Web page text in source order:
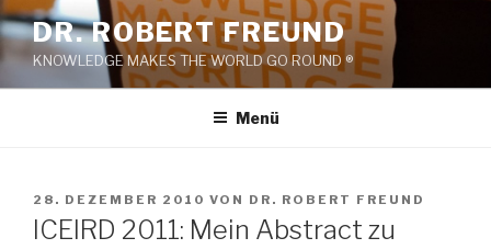
Zum
Inhalt
springen
DR. ROBERT FREUND
KNOWLEDGE MAKES THE WORLD GO ROUND ®
Menü
VERÖFFENTLICHT
AM
28. DEZEMBER 2010 VON DR. ROBERT FREUND
ICEIRD 2011: Mein Abstract zu